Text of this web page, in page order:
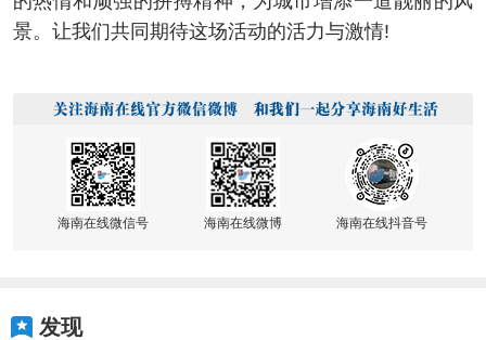
景。让我们共同期待这场活动的活力与激情!
海南在线微信号 海南在线微博 海南在线抖音号
发现